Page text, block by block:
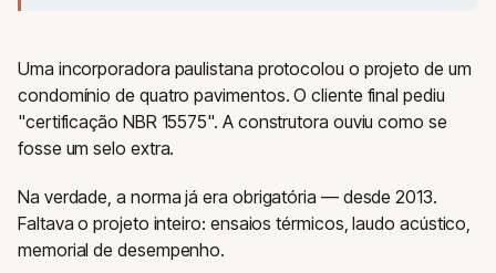
Uma incorporadora paulistana protocolou o projeto de um
condomínio de quatro pavimentos. O cliente final pediu
"certificação NBR 15575". A construtora ouviu como se
fosse um selo extra.
Na verdade, a norma já era obrigatória — desde 2013.
Faltava o projeto inteiro: ensaios térmicos, laudo acústico,
memorial de desempenho.